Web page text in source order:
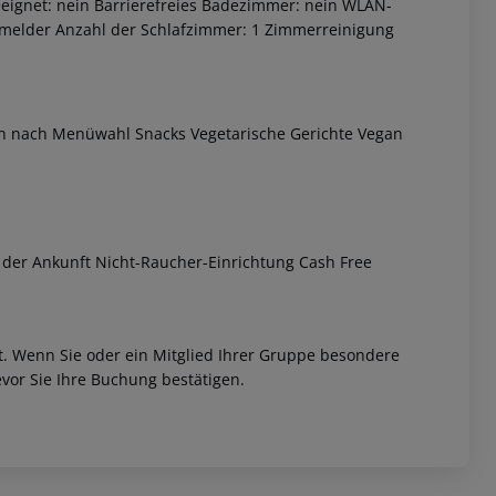
nein Barrierefreies Badezimmer: nein WLAN-
Anzahl der Schlafzimmer: 1 Zimmerreinigung
Menüwahl Snacks Vegetarische Gerichte Vegan
Ankunft Nicht-Raucher-Einrichtung Cash Free
Sie oder ein Mitglied Ihrer Gruppe besondere
Sie Ihre Buchung bestätigen.